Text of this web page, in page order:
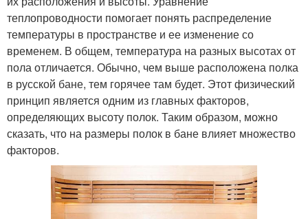
теплопроводности помогает понять распределение
температуры в пространстве и ее изменение со
временем. В общем, температура на разных высотах от
пола отличается. Обычно, чем выше расположена полка
в русской бане, тем горячее там будет. Этот физический
принцип является одним из главных факторов,
определяющих высоту полок. Таким образом, можно
сказать, что на размеры полок в бане влияет множество
факторов.